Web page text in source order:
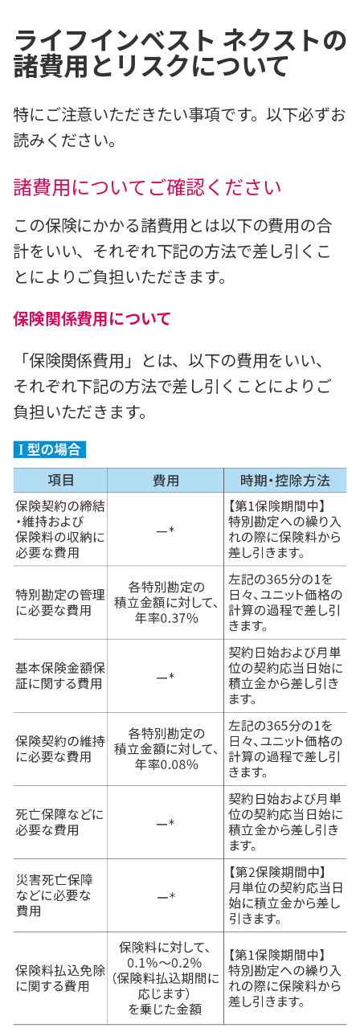
ライフインベスト ネクストの
諸費用とリスクについて
特にご注意いただきたい事項です。以下必ずお
読みください。
諸費用についてご確認ください
この保険にかかる諸費用とは以下の費用の合
計をいい、それぞれ下記の方法で差し引くこ
とによりご負担いただきます。
保険関係費用について
「保険関係費用」とは、以下の費用をいい、
それぞれ下記の方法で差し引くことによりご
負担いただきます。